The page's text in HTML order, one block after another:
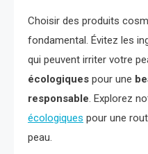
Choisir des produits
fondamental. Évitez les
qui peuvent irriter votre
écologiques pour une
responsable. Explorez
écologiques pour une
peau.